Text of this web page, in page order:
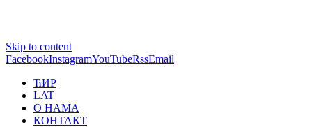
Skip to content
FacebookInstagramYouTubeRssEmail
ЋИР
LAT
О НАМА
КОНТАКТ